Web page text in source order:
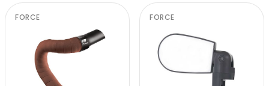
FORCE FORCE